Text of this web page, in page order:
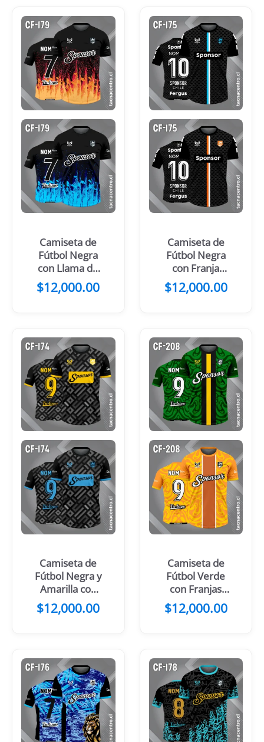
Camiseta de
Fútbol Negra
con Llama de
Fuego Naranja
$12,000.00
Camiseta de
Fútbol Negra
con Franja
Central Blanca
y Celeste
$12,000.00
Camiseta de
Fútbol Negra y
Amarilla con
Patrones
Grises
$12,000.00
Camiseta de
Fútbol Verde
con Franjas
Centrales
Negro Amarillo
$12,000.00